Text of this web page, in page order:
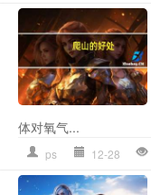
体对氧气...
ps 12-28